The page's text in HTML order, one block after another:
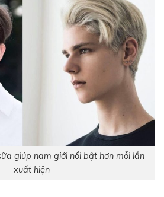
giúp nam giới nổi bật hơn mỗi lần
xuất hiện